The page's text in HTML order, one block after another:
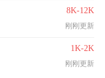
8K-12K
刚刚更新
1K-2K
刚刚更新